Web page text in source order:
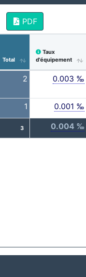
PDF
Total
Taux
d'équipement
2 0.003 ‰
1 0.001 ‰
3 0.004 ‰